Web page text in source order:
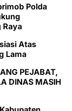
Polda
Raya
Atas
Lama
PEJABAT,
DINAS MASIH